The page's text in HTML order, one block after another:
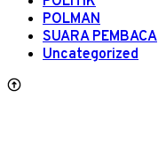
POLMAN
SUARA PEMBACA
Uncategorized